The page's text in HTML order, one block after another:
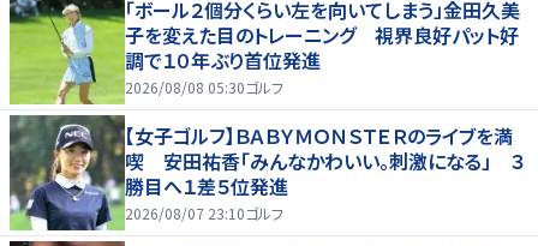
「ボール２個分くらい左を向いてしまう」金田久美
子を変えた目のトレーニング 視界良好パット好
調で１０年ぶり首位発進
2026/08/08 05:30ゴルフ
【女子ゴルフ】ＢＡＢＹＭＯＮＳＴＥＲのライブを満
喫 安田祐香「みんなかわいい。刺激になる」 ３
勝目へ１差５位発進
2026/08/07 23:10ゴルフ